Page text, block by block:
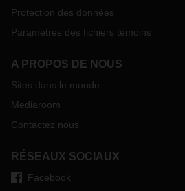
Protection des données
Paramètres des fichiers témoins
A PROPOS DE NOUS
Sites dans le monde
Mediaroom
Contactez nous
RÉSEAUX SOCIAUX
Facebook